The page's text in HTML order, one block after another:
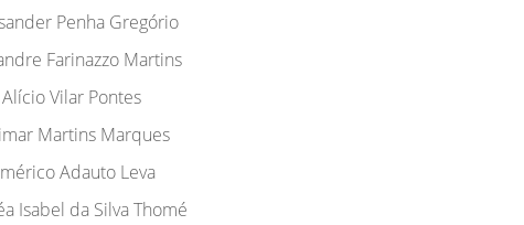
Penha Gregório
Farinazzo Martins
Alício Vilar Pontes
Martins Marques
Adauto Leva
Isabel da Silva Thomé